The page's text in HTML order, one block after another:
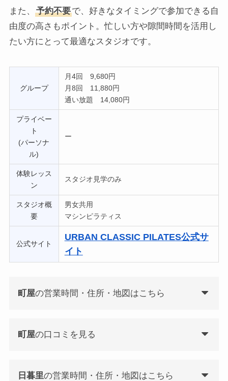
また、 予約不要で、好きなタイミングで参加できる自
由度の高さもポイント。忙しい方や隙間時間を活用し
たい方にとって最適なスタジオです。
グループ
月4回 9,680円
月8回 11,880円
通い放題 14,080円
プライベー
ト
(パーソナ
ル)
ー
体験レッス
ン
スタジオ見学のみ
スタジオ概
要
男女共用
マシンピラティス
公式サイト
URBAN CLASSIC PILATES公式サ
イト
町屋の営業時間・住所・地図はこちら
町屋の口コミを見る
日暮里の営業時間・住所・地図はこちら